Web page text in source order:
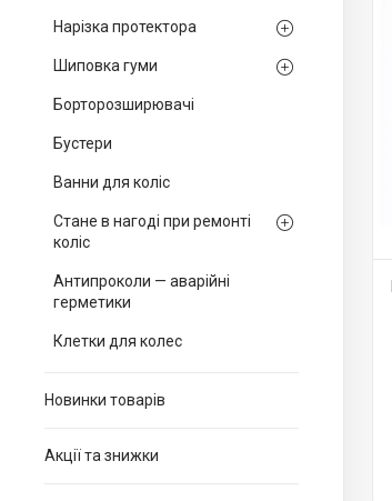
Нарізка протектора
Шиповка гуми
Борторозширювачі
Бустери
Ванни для коліс
Стане в нагоді при ремонті
коліс
Антипроколи — аварійні
герметики
Клетки для колес
Новинки товарів
Акції та знижки